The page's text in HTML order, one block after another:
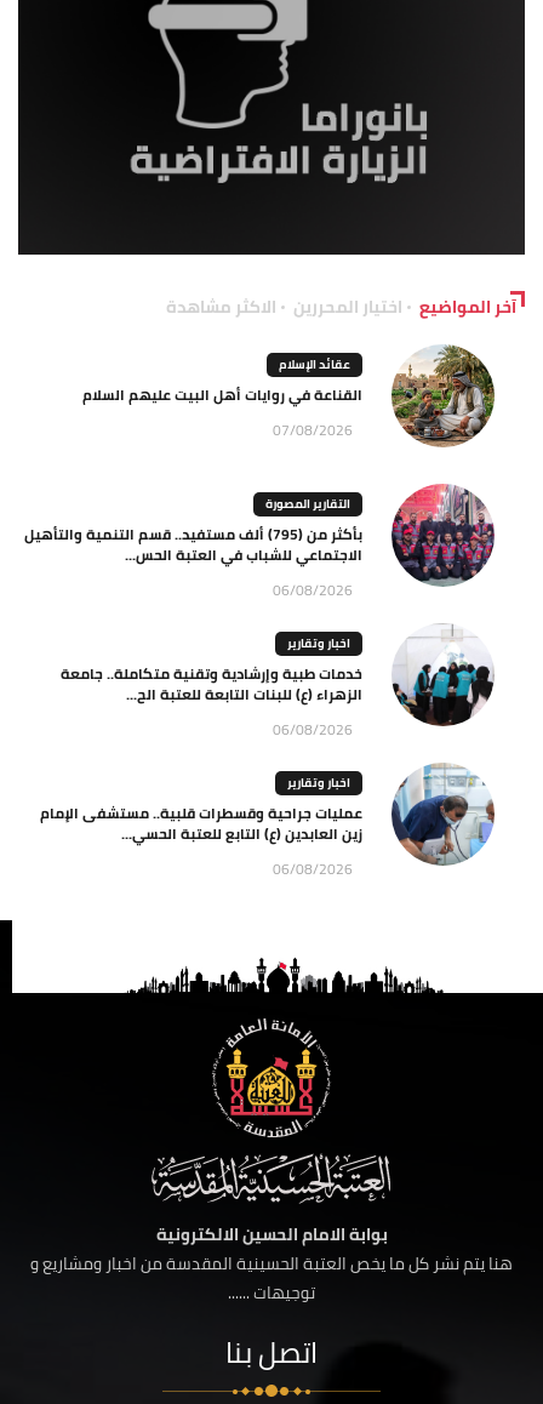
آخر المواضيع اختيار المحررين الاكثر مشاهدة
عقائد الإسلام
القناعة في روايات أهل البيت عليهم السلام
07/08/2026
التقارير المصورة
بأكثر من (795) ألف مستفيد.. قسم التنمية والتأهيل
الاجتماعي للشباب في العتبة الحس...
06/08/2026
اخبار وتقارير
خدمات طبية وإرشادية وتقنية متكاملة.. جامعة
الزهراء (ع) للبنات التابعة للعتبة الح...
06/08/2026
اخبار وتقارير
عمليات جراحية وقسطرات قلبية.. مستشفى الإمام
زين العابدين (ع) التابع للعتبة الحسي...
06/08/2026
بوابة الامام الحسين الالكترونية
هنا يتم نشر كل ما يخص العتبة الحسينية المقدسة من اخبار ومشاريع و
توجيهات ......
اتصل بنا